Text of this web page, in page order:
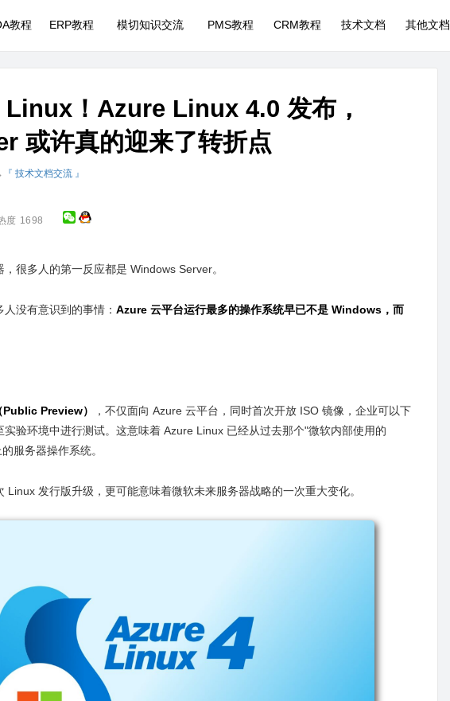
教程 ERP教程 模切知识交流 PMS教程 CRM教程 技术文档 其他文档
Linux！Azure Linux 4.0 发布，
或许真的迎来了转折点
『 技术文档交流 』
度 1698
很多人的第一反应都是 Windows Server。
没有意识到的事情： Azure 云平台运行最多的操作系统早已不是 Windows，而
Preview）
，不仅面向 Azure 云平台，同时首次开放 ISO 镜像，企业可以下
验环境中进行测试。这意味着 Azure Linux 已经从过去那个"微软内部使用的
服务器操作系统。
Linux 发行版升级，更可能意味着微软未来服务器战略的一次重大变化。